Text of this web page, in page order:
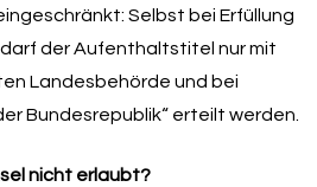
Selbst bei Erfüllung
der Aufenthaltstitel nur mit
Landesbehörde und bei
Bundesrepublik“ erteilt werden.
nicht erlaubt?